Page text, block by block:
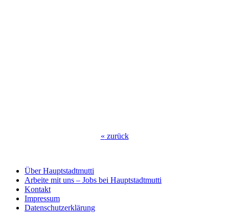
« zurück
Über Hauptstadtmutti
Arbeite mit uns – Jobs bei Hauptstadtmutti
Kontakt
Impressum
Datenschutzerklärung